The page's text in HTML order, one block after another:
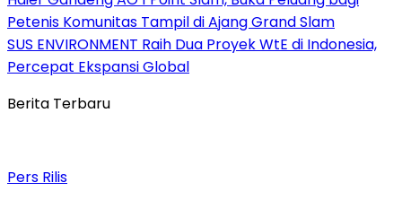
Petenis Komunitas Tampil di Ajang Grand Slam
SUS ENVIRONMENT Raih Dua Proyek WtE di Indonesia,
Percepat Ekspansi Global
Berita Terbaru
Pers Rilis